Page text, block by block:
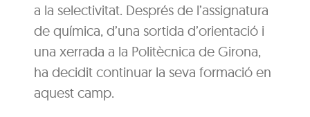
a la selectivitat. Després de l’assignatura
de química, d’una sortida d’orientació i
una xerrada a la Politècnica de Girona,
ha decidit continuar la seva formació en
aquest camp.